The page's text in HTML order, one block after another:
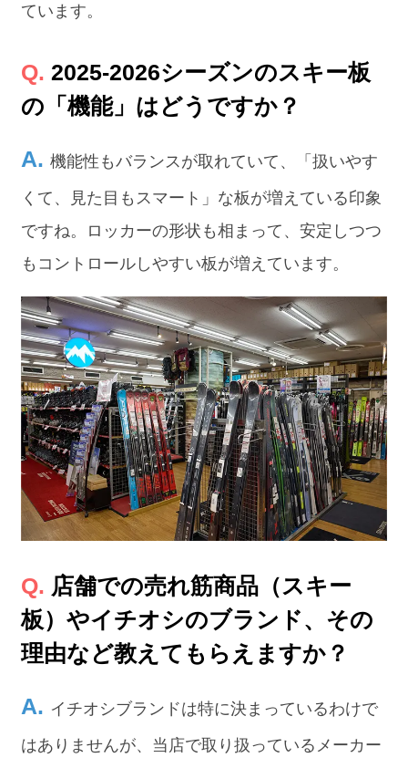
ています。
2025-2026シーズンのスキー板
の「機能」はどうですか？
機能性もバランスが取れていて、「扱いやす
くて、見た目もスマート」な板が増えている印象
ですね。ロッカーの形状も相まって、安定しつつ
もコントロールしやすい板が増えています。
店舗での売れ筋商品（スキー
板）やイチオシのブランド、その
理由など教えてもらえますか？
イチオシブランドは特に決まっているわけで
はありませんが、当店で取り扱っているメーカー